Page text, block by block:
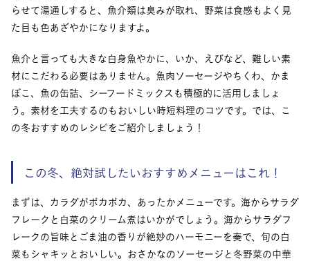
らせて湯通しすると、魚介類は臭みが取れ、野菜は食感もよく見
た目も色あざやかになりますよ。
魚介と言っても大きな白身魚やかに、いか、えびなど、難しい素
材にこだわる必要はありません。魚肉ソーセージやちくわ、かま
ぼこ、魚の缶詰、シーフードミックスも積極的に活用しましょ
う。素材を工夫するのもおいしい時短料理のコツです。では、こ
の冬おすすめのレシピをご紹介しましょう！
この冬、絶対試したいおすすめメニューはこれ！
まずは、カラダがポカポカ、あったかメニューです。海からサラダ
フレークと白菜のクリーム煮はいかがでしょう。海からサラダフ
レークの旨味とごま油の香りが絶妙のハーモニーを奏で、旬の白
菜もシャキッとおいしい。おさかなのソーセージと冬野菜の中華